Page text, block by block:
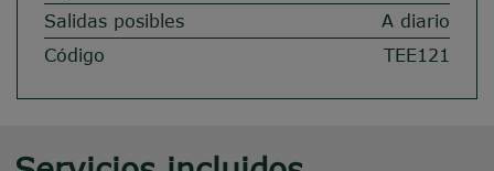
Salidas posibles
A diario
Código
TEE121